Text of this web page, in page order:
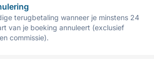
terugbetaling wanneer je minstens 24
van je boeking annuleert (exclusief
commissie).